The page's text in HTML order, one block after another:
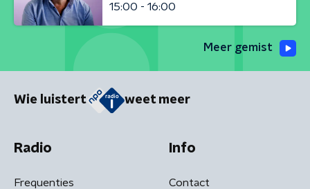
15:00 - 16:00
Meer gemist
Wie luistert weet meer
Radio
Frequenties
Info
Contact